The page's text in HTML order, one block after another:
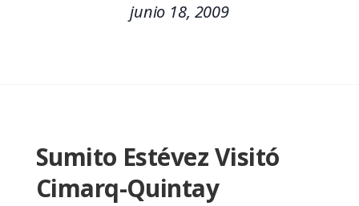
junio 18, 2009
Sumito Estévez Visitó
Cimarq-Quintay